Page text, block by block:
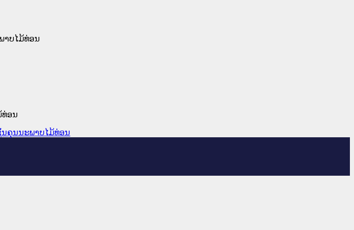
າບໄມ້ທ່ອນ
ທ່ອນ
ນຄຸນນະພາບໄມ້ທ່ອນ